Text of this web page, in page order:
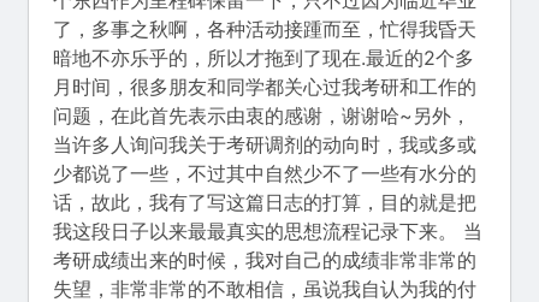
了，多事之秋啊，各种活动接踵而至，忙得我昏天
暗地不亦乐乎的，所以才拖到了现在.最近的2个多
月时间，很多朋友和同学都关心过我考研和工作的
问题，在此首先表示由衷的感谢，谢谢哈~另外，
当许多人询问我关于考研调剂的动向时，我或多或
少都说了一些，不过其中自然少不了一些有水分的
话，故此，我有了写这篇日志的打算，目的就是把
我这段日子以来最最真实的思想流程记录下来。 当
考研成绩出来的时候，我对自己的成绩非常非常的
失望，非常非常的不敢相信，虽说我自认为我的付